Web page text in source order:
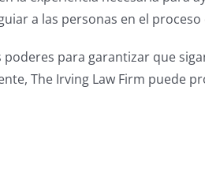
a las personas en el
para garantizar que
The Irving Law Firm puede